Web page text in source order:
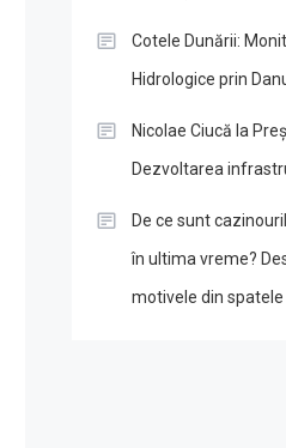
Cotele Dunării:
Hidrologice prin
Nicolae Ciucă la
Dezvoltarea
De ce sunt
în ultima vreme?
motivele din